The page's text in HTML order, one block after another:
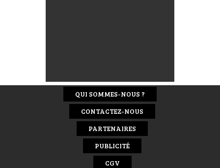
QUI SOMMES-NOUS ?
CONTACTEZ-NOUS
PARTENAIRES
PUBLICITÉ
CGV